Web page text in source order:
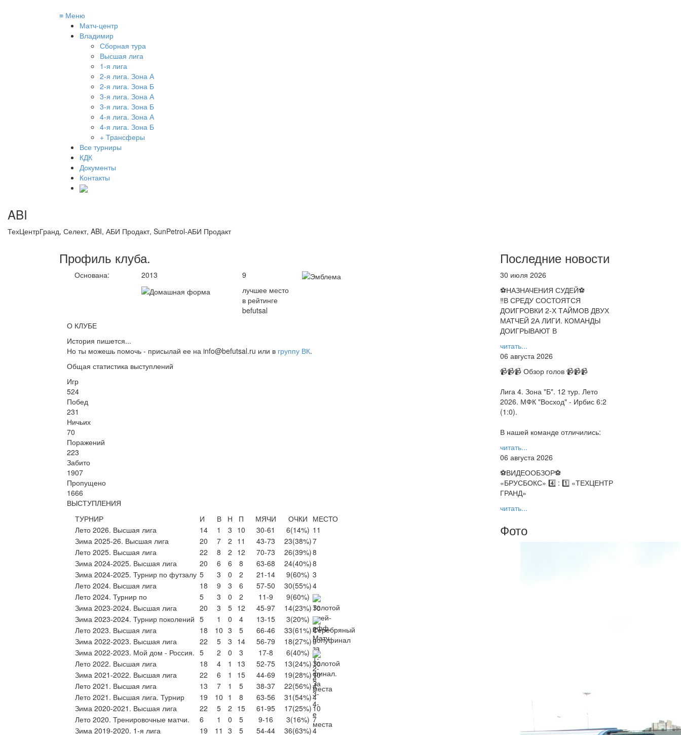
≡ Меню
Матч-центр
Владимир
Сборная тура
Высшая лига
1-я лига
2-я лига. Зона А
2-я лига. Зона Б
3-я лига. Зона А
3-я лига. Зона Б
4-я лига. Зона А
4-я лига. Зона Б
+ Трансферы
Все турниры
КДК
Документы
Контакты
ABI
ТехЦентрГранд, Селект, ABI, АБИ Продакт, SunPetrol-АБИ Продакт
Профиль клуба.
Основана: 2013
9
лучшее место
в рейтинге
befutsal
О КЛУБЕ
История пишется...
Но ты можешь помочь - присылай ее на info@befutsal.ru или в группу ВК.
Общая статистика выступлений
Игр
524
Побед
231
Ничьих
70
Поражений
223
Забито
1907
Пропущено
1666
ВЫСТУПЛЕНИЯ
ТУРНИР
И В Н П МЯЧИ ОЧКИ МЕСТО
Лето 2026. Высшая лига
14 1 3 10 30-61 6(14%) 11
Зима 2025-26. Высшая лига
20 7 2 11 43-73 23(38%)7
Лето 2025. Высшая лига
22 8 2 12 70-73 26(39%)8
Зима 2024-2025. Высшая лига
20 6 6 8 63-68 24(40%)8
Зима 2024-2025. Турнир по футзалу 5 3 0 2 21-14 9(60%) 3
Лето 2024. Высшая лига
18 9 3 6 57-50 30(55%)4
Лето 2024. Турнир по
5 3 0 2 11-9 9(60%)
Зима 2023-2024. Высшая лига
20 3 5 12 45-97 14(23%)10
Зима 2023-2024. Турнир поколений 5 1 0 4 13-15 3(20%)
Лето 2023. Высшая лига
18 10 3 5 66-46 33(61%)4
Зима 2022-2023. Высшая лига
22 5 3 14 56-79 18(27%)9
Зима 2022-2023. Мой дом - Россия. 5 2 0 3 17-8 6(40%)
Лето 2022. Высшая лига
18 4 1 13 52-75 13(24%)10
Зима 2021-2022. Высшая лига
22 6 1 15 44-69 19(28%)10
Лето 2021. Высшая лига
13 7 1 5 38-37 22(56%)4
Лето 2021. Высшая лига. Турнир
19 10 1 8 63-56 31 (54%)4
Зима 2020-2021. Высшая лига
22 5 2 15 61-95 17(25%)10
Лето 2020. Тренировочные матчи.
6 1 0 5 9-16 3(16%) 7
Зима 2019-2020. 1-я лига
19 11 3 5 54-44 36(63%)4
Последние новости
30 июля 2026
⚽НАЗНАЧЕНИЯ СУДЕЙ⚽
‼В СРЕДУ СОСТОЯТСЯ
ДОИГРОВКИ 2-Х ТАЙМОВ ДВУХ
МАТЧЕЙ 2А ЛИГИ. КОМАНДЫ
ДОИГРЫВАЮТ В
читать...
06 августа 2026
📹📹📹 Обзор голов 📹📹📹
Лига 4. Зона "Б". 12 тур. Лето
2026. МФК "Восход" - Ирбис 6:2
(1:0).
В нашей команде отличились:
читать...
06 августа 2026
⚽️ВИДЕООБЗОР⚽️
«БРУСБОКС» 4️⃣ : 1️⃣ «ТЕХЦЕНТР
ГРАНД»
читать...
Фото